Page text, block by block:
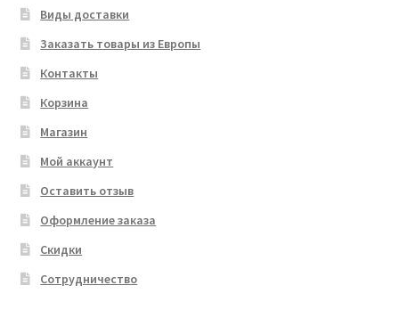
Виды доставки
Заказать товары из Европы
Контакты
Корзина
Магазин
Мой аккаунт
Оставить отзыв
Оформление заказа
Скидки
Сотрудничество